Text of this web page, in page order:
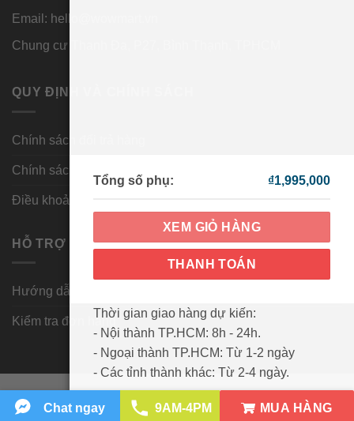
Tổng số phụ: ₫1,995,000
XEM GIỎ HÀNG
THANH TOÁN
Thời gian giao hàng dự kiến:
- Nội thành TP.HCM: 8h - 24h.
- Ngoại thành TP.HCM: Từ 1-2 ngày
- Các tỉnh thành khác: Từ 2-4 ngày.
Email: hello@wowmart.vn
Chung cư Thanh Đa, P27, Bình Thạnh, TPHCM
QUY ĐỊNH VÀ CHÍNH SÁCH
Chính sách đổi trả hàng
Chính sách bảo mật
Điều khoản và điều kiện
HỖ TRỢ KHÁCH HÀNG
Hướng dẫn mua hàng
Kiểm tra đơn hàng
Visa PayPal MasterCardCash
Chat ngay 9AM-4PM MUA HÀNG